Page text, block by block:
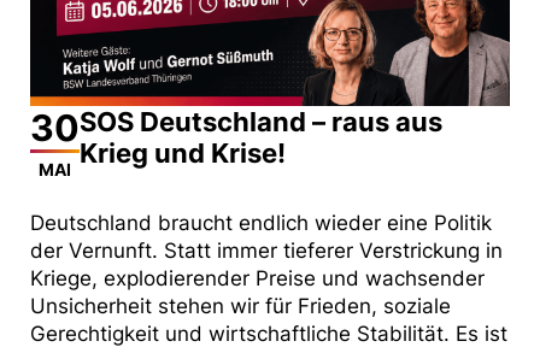
30
MAI
SOS Deutschland – raus aus
Krieg und Krise!
Deutschland braucht endlich wieder eine Politik
der Vernunft. Statt immer tieferer Verstrickung in
Kriege, explodierender Preise und wachsender
Unsicherheit stehen wir für Frieden, soziale
Gerechtigkeit und wirtschaftliche Stabilität. Es ist